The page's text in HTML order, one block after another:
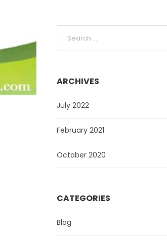
ARCHIVES
July 2022
February 2021
October 2020
CATEGORIES
Blog